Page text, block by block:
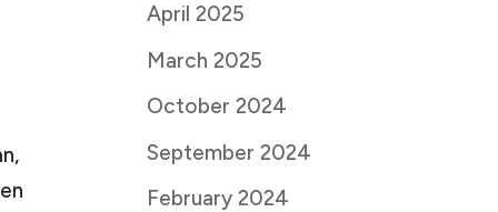
April 2025
March 2025
October 2024
September 2024
February 2024